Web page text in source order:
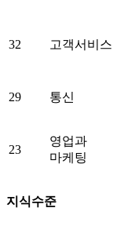
32 고객서비스
29 통신
23
영업과
마케팅
지식수준